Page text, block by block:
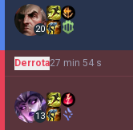
20
Derrota27 min 54 s
13